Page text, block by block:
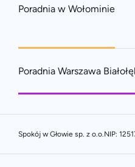
Poradnia w Wołominie
Poradnia Warszawa
Spokój w Głowie sp. z o.o.NIP: